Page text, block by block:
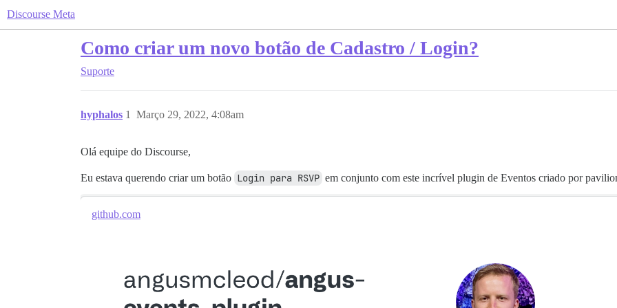
Discourse Meta
Como criar um novo botão de Cadastro / Login?
Suporte
hyphalos Março 29, 2022, 4:08am
1
Olá equipe do Discourse,
Eu estava querendo criar um botão Login para RSVP em conjunto com este incrível plugin de Eventos criado por
github.com